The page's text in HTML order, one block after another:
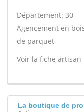
Département: 30
Agencement en
de parquet -
Voir la fiche artisan
La boutique de